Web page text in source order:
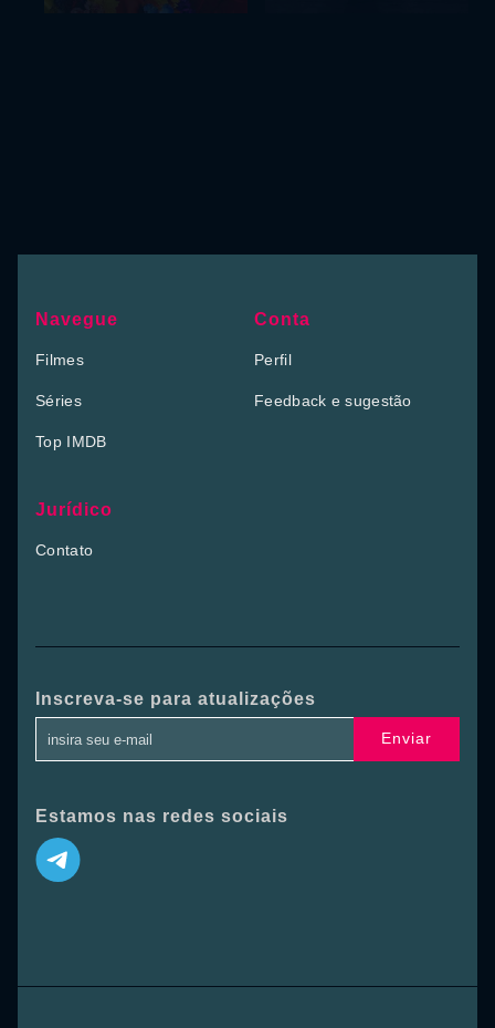
Navegue
Filmes
Séries
Top IMDB
Conta
Perfil
Feedback e sugestão
Jurídico
Contato
Inscreva-se para atualizações
Enviar
Estamos nas redes sociais